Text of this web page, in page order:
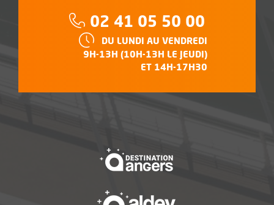
Téléphone :
02 41 05 50 00
HORAIRES :
DU LUNDI AU VENDREDI
9H-13H (10H-13H LE JEUDI)
ET 14H-17H30